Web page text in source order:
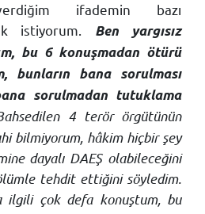
ifademin bazı
istiyorum. Ben yargısız
bu 6 konuşmadan ötürü
bunların bana sorulması
sorulmadan tutuklama
4 terör örgütünün
bilmiyorum, hâkim hiçbir şey
dayalı DAEŞ olabileceğini
tehdit ettiğini söyledim.
ilgili çok defa konuştum, bu